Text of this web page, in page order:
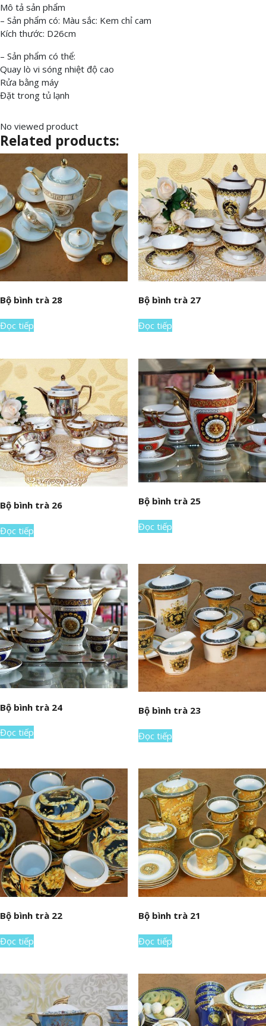
Mô tả sản phẩm
– Sản phẩm có: Màu sắc: Kem chỉ cam
Kích thước: D26cm
– Sản phẩm có thể:
Quay lò vi sóng nhiệt độ cao
Rửa bằng máy
Đặt trong tủ lạnh
No viewed product
Related products:
Bộ bình trà 28
Đọc tiếp
Bộ bình trà 27
Đọc tiếp
Bộ bình trà 26
Đọc tiếp
Bộ bình trà 25
Đọc tiếp
Bộ bình trà 24
Đọc tiếp
Bộ bình trà 23
Đọc tiếp
Bộ bình trà 22
Đọc tiếp
Bộ bình trà 21
Đọc tiếp